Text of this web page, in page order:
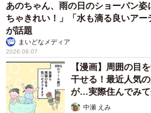
あのちゃん、雨の日のショーパン
ちゃきれい！」「水も滴る良いア
が話題
まいどなメディア
2026.08.07
【漫画】周囲の目
干せる！最近人気
が…実際住んでみて
中瀬 えみ